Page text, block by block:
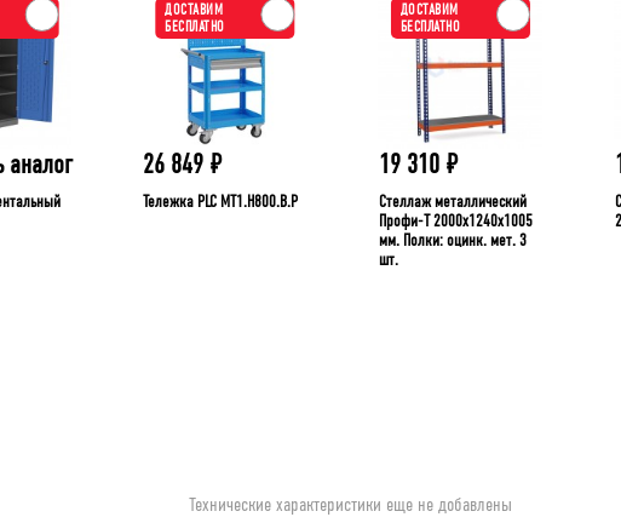
аналог
ДОСТАВИМ
БЕСПЛАТНО
26 849 ₽
Тележка PLC МT1.H800.В.Р
ДОСТАВИМ
БЕСПЛАТНО
19 310 ₽
Стеллаж металлический
Профи-Т 2000x1240x1005
мм. Полки: оцинк. мет. 3
шт.
Технические характеристики еще не добавлены